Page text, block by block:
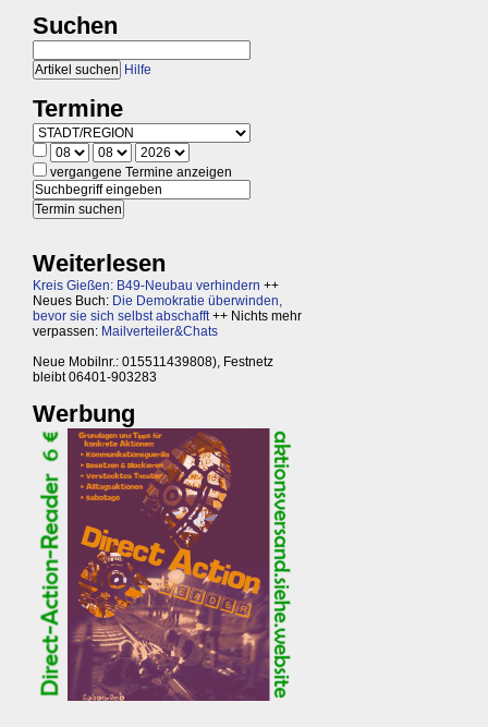
Suchen
Hilfe
Termine
vergangene Termine anzeigen
Weiterlesen
Kreis Gießen: B49-Neubau verhindern ++
Neues Buch: Die Demokratie überwinden,
bevor sie sich selbst abschafft++ Nichts mehr
verpassen: Mailverteiler&Chats
Neue Mobilnr.: 015511439808), Festnetz
bleibt 06401-903283
Werbung